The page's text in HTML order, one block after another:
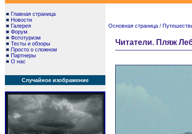
■ Главная страница
■ Новости
■ Галерея
■ Форум
■ Фототуризм
■ Тесты и обзоры
■ Просто о сложном
■ Партнеры
■ О нас
Случайное изображение
Основная страница /
Читатели. Пляж